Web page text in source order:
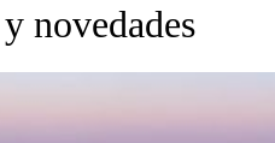
novedades